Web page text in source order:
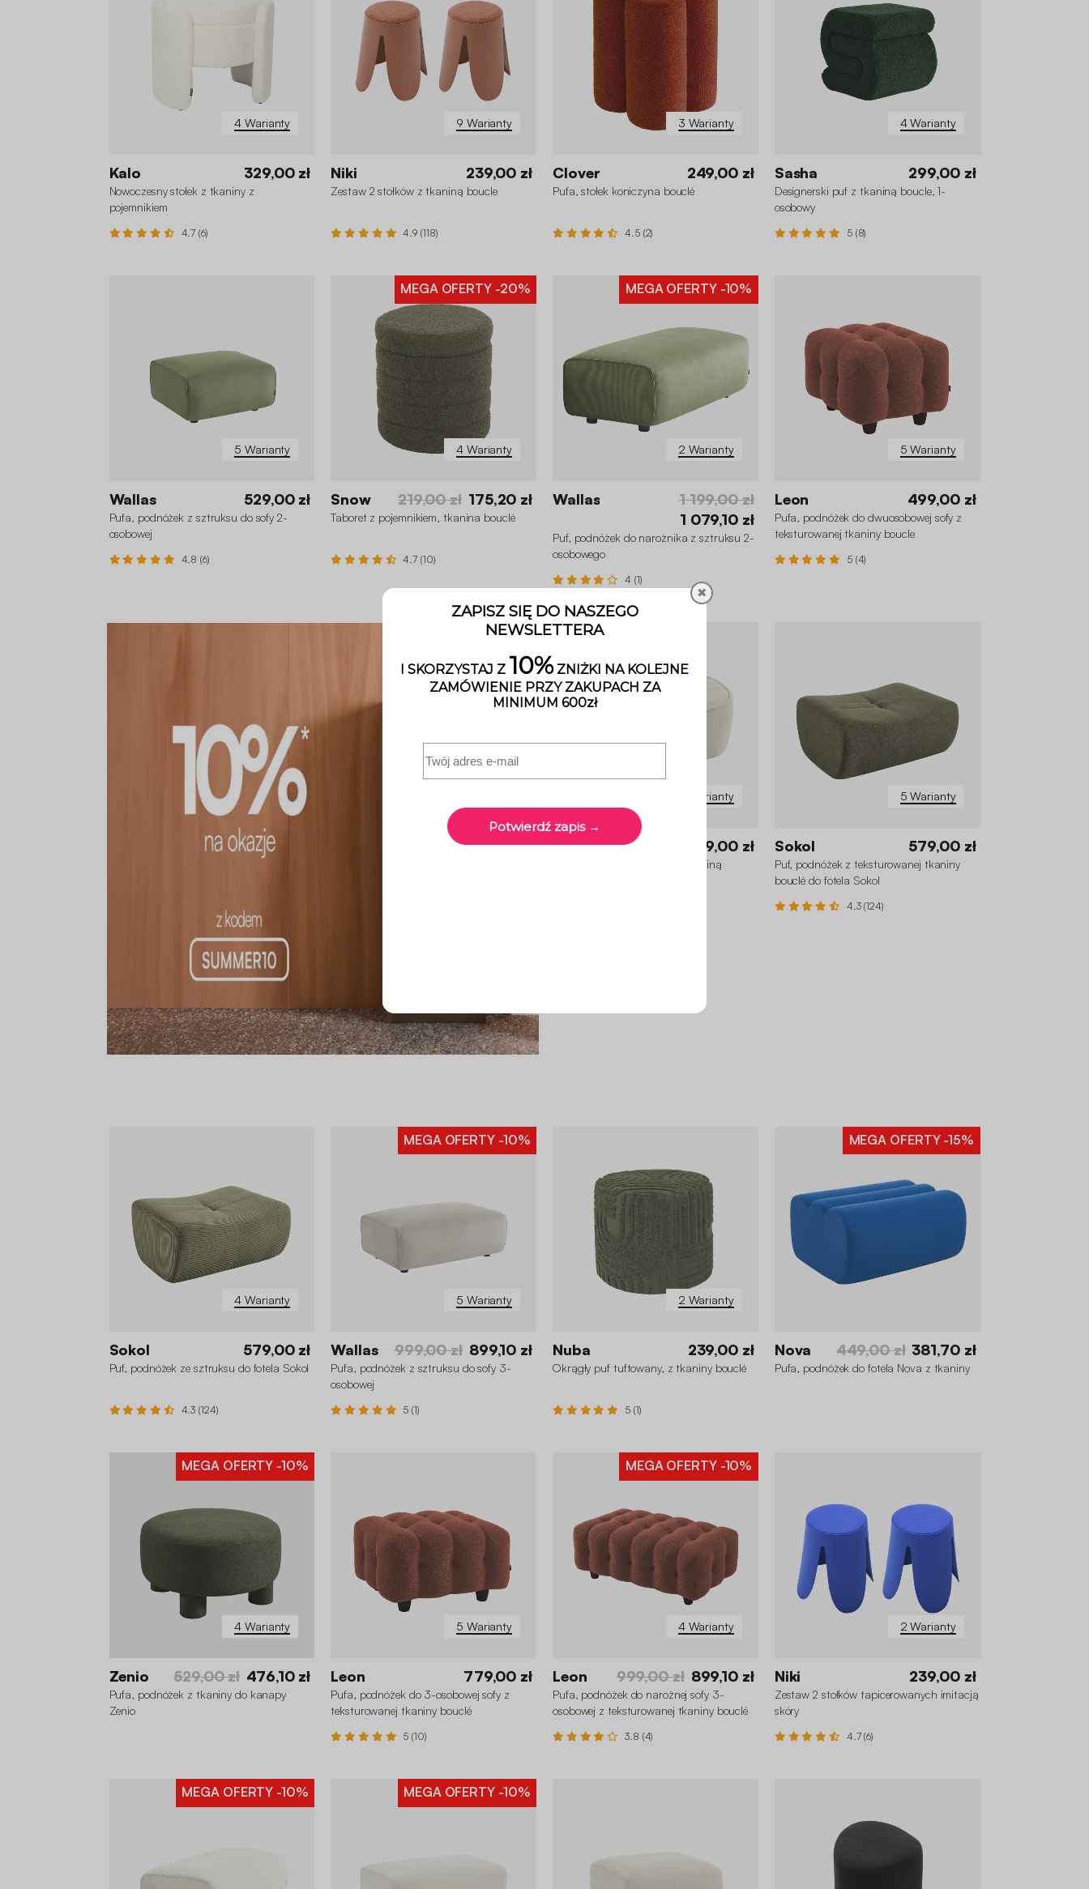
4 Warianty
Kalo 329,00 zł
Nowoczesny stołek z tkaniny z
pojemnikiem
4.7 (6)
+4
9 Warianty
Niki 239,00 zł
Zestaw 2 stołków z tkaniną boucle
4.9 (118)
3 Warianty
Clover 249,00 zł
Pufa, stołek koniczyna bouclé
4.5 (2)
4 Warianty
Sasha 299,00 zł
Designerski puf z tkaniną boucle, 1-
osobowy
5 (8)
5 Warianty
Wallas 529,00 zł
Pufa, podnóżek z sztruksu do sofy 2-
osobowej
4.8 (6)
4 Warianty
MEGA OFERTY -20%
Snow 219,00 zł 175,20 zł
Taboret z pojemnikiem, tkanina bouclé
4.7 (10)
2 Warianty
MEGA OFERTY-10%
Wallas
1 199,00 zł
1 079,10 zł
Puf, podnóżek do narożnika z sztruksu 2-
osobowego
4 (1)
5 Warianty
Leon 499,00 zł
Pufa, podnóżek do dwuosobowej sofy z
teksturowanej tkaniny boucle
5 (4)
5 Warianty
Boni 499,00 zł
Pufa, podnóżek do fotela z tkaniną
5 Warianty
Sokol 579,00 zł
Puf, podnóżek z teksturowanej tkaniny
bouclé do fotela Sokol
4.3 (124)
4 Warianty
Sokol 579,00 zł
Puf, podnóżek ze sztruksu do fotela Sokol
4.3 (124)
5 Warianty
MEGA OFERTY -10%
Wallas 999,00 zł 899,10 zł
Pufa, podnóżek z sztruksu do sofy 3-
osobowej
5 (1)
2 Warianty
Nuba 239,00 zł
Okrągły puf tuftowany, z tkaniny bouclé
5 (1)
MEGA OFERTY-15%
Nova 449,00 zł 381,70 zł
Pufa, podnóżek do fotela Nova z tkaniny
4 Warianty
MEGA OFERTY -10%
Zenio 529,00 zł 476,10 zł
Pufa, podnóżek z tkaniny do kanapy
Zenio
5 Warianty
Leon 779,00 zł
Pufa, podnóżek do 3-osobowej sofy z
teksturowanej tkaniny bouclé
5 (10)
4 Warianty
MEGA OFERTY-10%
Leon 999,00 zł 899,10 zł
Pufa, podnóżek do narożnej sofy 3-
osobowej z teksturowanej tkaniny bouclé
3.8 (4)
2 Warianty
Niki 239,00 zł
Zestaw 2 stołków tapicerowanych imitacją
skóry
4.7 (6)
MEGA OFERTY -10% MEGA OFERTY -10%
✖